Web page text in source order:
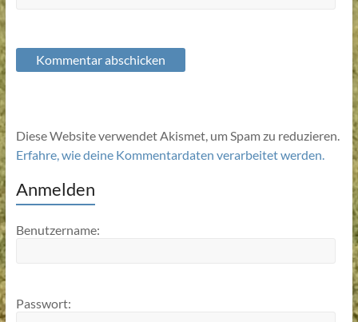
Diese Website verwendet Akismet, um Spam zu reduzieren.
Erfahre, wie deine Kommentardaten verarbeitet werden.
Anmelden
Benutzername:
Passwort: